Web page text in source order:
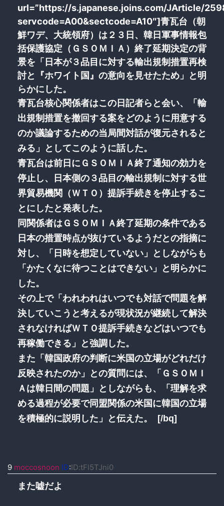
url=”https://s.japanese.joins.com/JArticle/
servcode=A00&sectcode=A10″]青瓦台（朝
鮮ワデ、大統領府）は２３日、韓日軍事情報包
括保護協定（ＧＳＯＭＩＡ）終了延期決定の背
景を「日本が３品目に対する輸出規制措置再検
討と『ホワイト国』の意向を見せたため」と明
らかにした。
青瓦台核心関係者はこの日記者らと会い、「輸
出規制措置を撤回する案をどのように用意する
のか議論するための当局間対話が復元されると
みる」としてこのように話した。
青瓦台は前日にＧＳＯＭＩＡ終了通知の効力を
停止し、日本側の３品目の輸出規制に対する世
界貿易機関（ＷＴＯ）提訴手続きを停止するこ
とにしたと発表した。
同関係者はＧＳＯＭＩＡ終了延期の条件である
日本の措置時点が抜けているようだとの指摘に
対し、「日時を想定していない」としながらも
「かたくなに待つことはできない」と明らかに
した。
その上で「われわれはいつでも対話で問題を解
決していこうと考えるが現状況が継続して解決
されなければＷＴＯ提訴手続きなどはいつでも
再稼働できる」と強調した。
また「韓国政府の判断に米国の立場がどれだけ
反映されたのか」との質問には、「ＧＳＯＭＩ
Ａは韓日間の問題」としながらも、「理解を求
める過程が必要で同盟関係の米国に韓国の立場
を積極的に説明した」と伝えた。 [/bq]
9 moccosnoon ID:ID:tFl5TJni0
また嘘だよ